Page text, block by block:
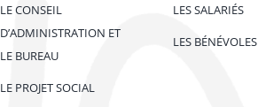
LE CONSEIL
D’ADMINISTRATION ET
LE BUREAU
LE PROJET SOCIAL
LES SALARIÉS
LES BÉNÉVOLES